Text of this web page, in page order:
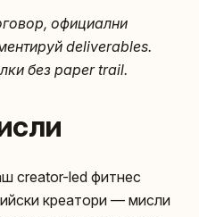
официални
deliverables.
без paper trail.
creator-led фитнес
креатори — мисли